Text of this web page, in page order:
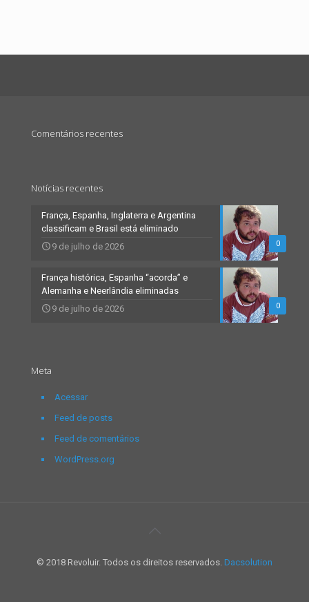
Comentários recentes
Notícias recentes
0
França, Espanha, Inglaterra e Argentina
classificam e Brasil está eliminado
9 de julho de 2026
0
França histórica, Espanha “acorda” e
Alemanha e Neerlândia eliminadas
9 de julho de 2026
Meta
Acessar
Feed de posts
Feed de comentários
WordPress.org
© 2018 Revoluir. Todos os direitos reservados. Dacsolution